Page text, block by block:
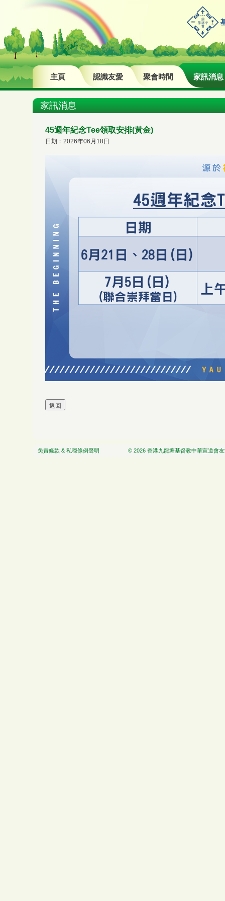
主頁 認識友愛 聚會時間 家訊消息
家訊消息
45週年紀念Tee領取安排(黃金)
日期﹕2026年06月18日
免責條款 & 私穏條例聲明 © 2026 香港九龍塘基督教中華宣道會友愛